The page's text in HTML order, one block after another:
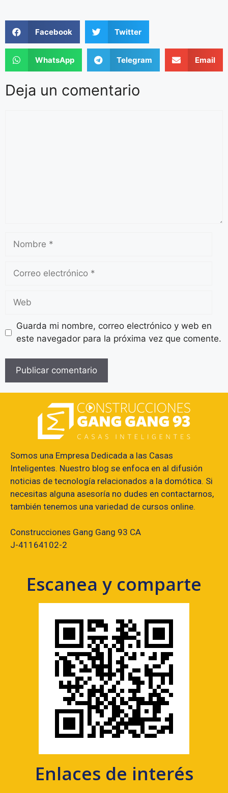
Facebook Twitter
WhatsApp Telegram Email
Deja un comentario
Guarda mi nombre, correo electrónico y web en
este navegador para la próxima vez que comente.
Somos una Empresa Dedicada a las Casas
Inteligentes. Nuestro blog se enfoca en al difusión
noticias de tecnología relacionados a la domótica. Si
necesitas alguna asesoría no dudes en contactarnos,
también tenemos una variedad de cursos online.
Construcciones Gang Gang 93 CA
J-41164102-2
Escanea y comparte
Enlaces de interés